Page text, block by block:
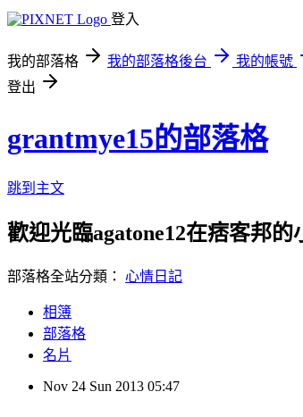
登入
我的部落格 我的部落格後台
我的帳號
登出
grantmye15的部落格
跳到主文
歡迎光臨agatone12在痞客邦的
部落格全站分類： 心情日記
相簿
部落格
名片
Nov 24 Sun 2013 05:47